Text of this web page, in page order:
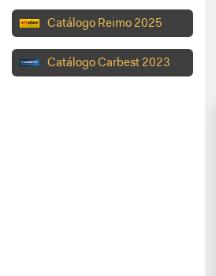
Catálogo Reimo 2025
Catálogo Carbest 2023